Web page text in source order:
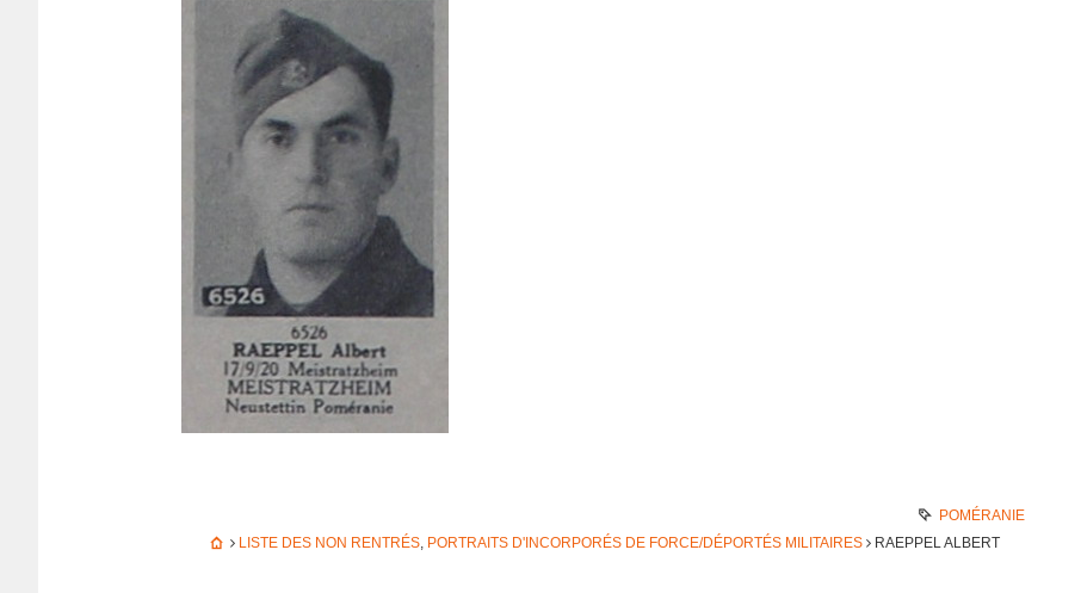
POMÉRANIE
LISTE DES NON RENTRÉS, PORTRAITS D'INCORPORÉS DE FORCE/DÉPORTÉS MILITAIRES RAEPPEL ALBERT